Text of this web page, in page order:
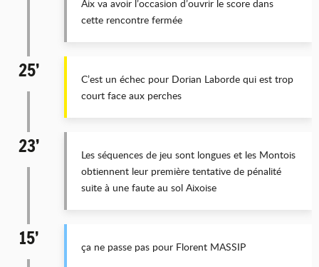
Aix va avoir l’occasion d’ouvrir le score dans
cette rencontre fermée
25’
C’est un échec pour Dorian Laborde qui est trop
court face aux perches
23’
Les séquences de jeu sont longues et les Montois
obtiennent leur première tentative de pénalité
suite à une faute au sol Aixoise
15’ ça ne passe pas pour Florent MASSIP